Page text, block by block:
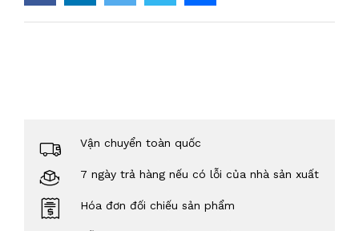
Vận chuyển toàn quốc
7 ngày trả hàng nếu có lỗi của nhà sản xuất
Hóa đơn đối chiếu sản phẩm